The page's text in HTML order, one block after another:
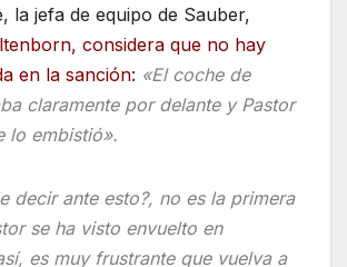
la jefa de equipo de Sauber,
considera que no hay
en la sanción: «El coche de
claramente por delante y Pastor
lo embistió».
decir ante esto?, no es la primera
se ha visto envuelto en
es muy frustrante que vuelva a